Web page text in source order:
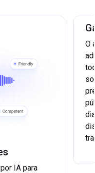
IA para
O